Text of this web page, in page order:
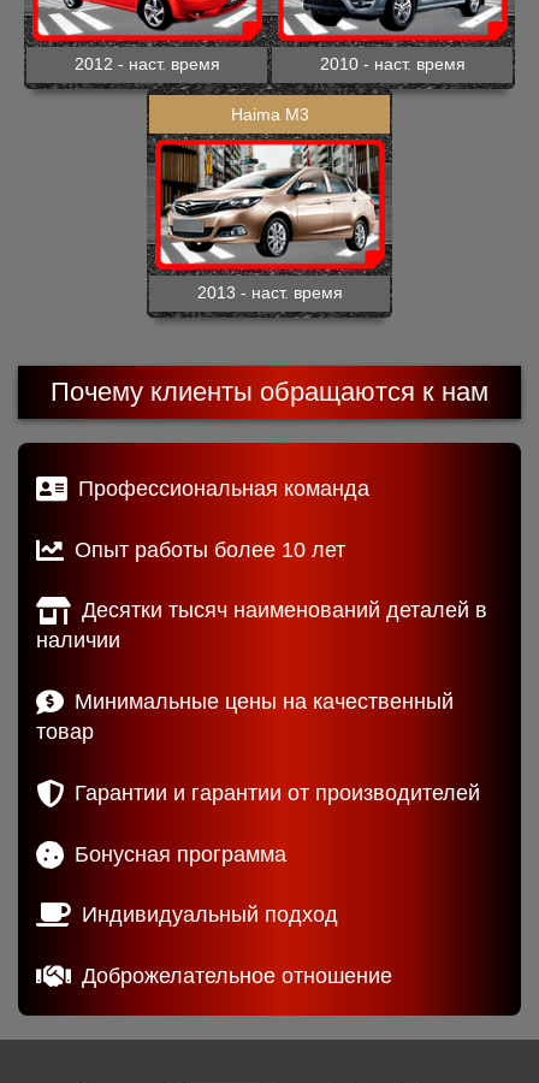
2012 - наст. время 2010 - наст. время
Haima M3
2013 - наст. время
Почему клиенты обращаются к нам
Профессиональная команда
Опыт работы более 10 лет
Десятки тысяч наименований деталей в
наличии
Минимальные цены на качественный
товар
Гарантии и гарантии от производителей
Бонусная программа
Индивидуальный подход
Доброжелательное отношение